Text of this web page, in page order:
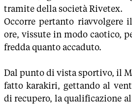
tramite della società Rivetex.
Occorre pertanto riavvolgere
ore, vissute in modo caotico,
fredda quanto accaduto.
Dal punto di vista sportivo, il
fatto karakiri, gettando al
di recupero, la qualificazione